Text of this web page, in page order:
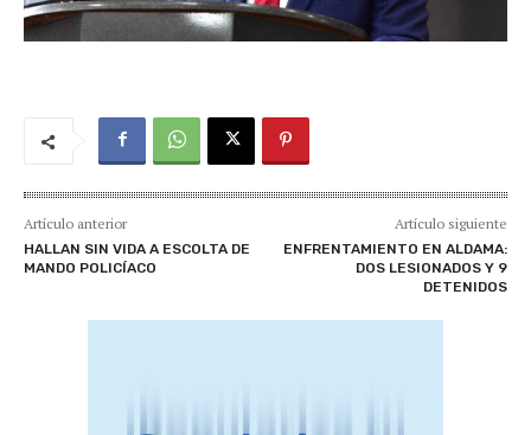
Artículo anterior
HALLAN SIN VIDA A ESCOLTA DE
MANDO POLICÍACO
Artículo siguiente
ENFRENTAMIENTO EN ALDAMA:
DOS LESIONADOS Y 9
DETENIDOS